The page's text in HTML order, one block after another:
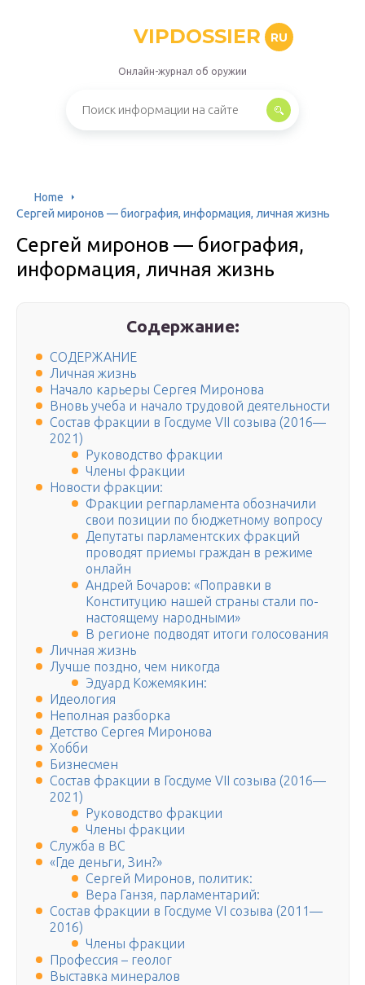
VIPDOSSIER RU
Онлайн-журнал об оружии
Home
Сергей миронов — биография, информация, личная жизнь
Сергей миронов — биография,
информация, личная жизнь
Содержание:
СОДЕРЖАНИЕ
Личная жизнь
Начало карьеры Сергея Миронова
Вновь учеба и начало трудовой деятельности
Состав фракции в Госдуме VII созыва (2016—
2021)
Руководство фракции
Члены фракции
Новости фракции:
Фракции регпарламента обозначили
свои позиции по бюджетному вопросу
Депутаты парламентских фракций
проводят приемы граждан в режиме
онлайн
Андрей Бочаров: «Поправки в
Конституцию нашей страны стали по-
настоящему народными»
В регионе подводят итоги голосования
Личная жизнь
Лучше поздно, чем никогда
Эдуард Кожемякин:
Идеология
Неполная разборка
Детство Сергея Миронова
Хобби
Бизнесмен
Состав фракции в Госдуме VII созыва (2016—
2021)
Руководство фракции
Члены фракции
Служба в ВС
«Где деньги, Зин?»
Сергей Миронов, политик:
Вера Ганзя, парламентарий:
Состав фракции в Госдуме VI созыва (2011—
2016)
Члены фракции
Профессия – геолог
Выставка минералов